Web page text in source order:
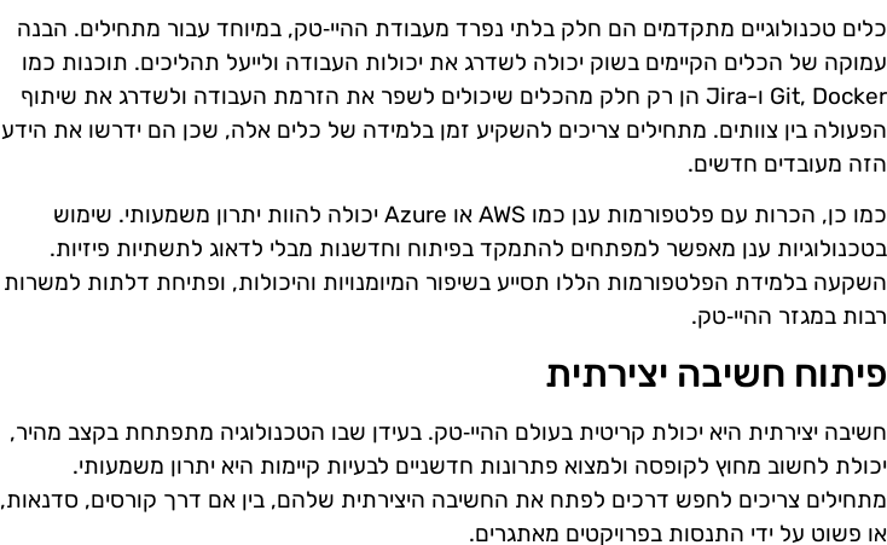
כלים טכנולוגיים מתקדמים הם חלק בלתי נפרד מעבודת ההיי‑טק, במיוחד עבור מתחילים. הבנה
עמוקה של הכלים הקיימים בשוק יכולה לשדרג את יכולות העבודה ולייעל תהליכים. תוכנות כמו
Git, Docker ו-Jira הן רק חלק מהכלים שיכולים לשפר את הזרמת העבודה ולשדרג את שיתוף
הפעולה בין צוותים. מתחילים צריכים להשקיע זמן בלמידה של כלים אלה, שכן הם ידרשו את הידע
הזה מעובדים חדשים.
כמו כן, הכרות עם פלטפורמות ענן כמו AWS או Azure יכולה להוות יתרון משמעותי. שימוש
בטכנולוגיות ענן מאפשר למפתחים להתמקד בפיתוח וחדשנות מבלי לדאוג לתשתיות פיזיות.
השקעה בלמידת הפלטפורמות הללו תסייע בשיפור המיומנויות והיכולות, ופתיחת דלתות למשרות
רבות במגזר ההיי‑טק.
פיתוח חשיבה יצירתית
חשיבה יצירתית היא יכולת קריטית בעולם ההיי‑טק. בעידן שבו הטכנולוגיה מתפתחת בקצב מהיר,
יכולת לחשוב מחוץ לקופסה ולמצוא פתרונות חדשניים לבעיות קיימות היא יתרון משמעותי.
מתחילים צריכים לחפש דרכים לפתח את החשיבה היצירתית שלהם, בין אם דרך קורסים, סדנאות,
או פשוט על ידי התנסות בפרויקטים מאתגרים.